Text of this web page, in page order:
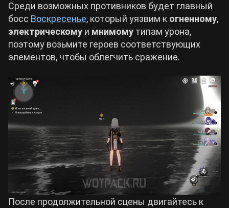
Среди возможных противников будет главный
босс Воскресенье, который уязвим к огненному,
электрическому и мнимому типам урона,
поэтому возьмите героев соответствующих
элементов, чтобы облегчить сражение.
После продолжительной сцены двигайтесь к